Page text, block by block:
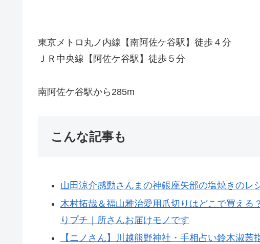
東京メトロ丸ノ内線【南阿佐ケ谷駅】徒歩４分
ＪＲ中央線【阿佐ケ谷駅】徒歩５分
南阿佐ケ谷駅から285m
こんな記事も
山田涼介感動さんまの神銀座矢部の塩焼きの
木村拓哉＆福山雅治愛用爪切りはどこで買える
りプチ｜所さんお届けモノです
【ニノさん】川越熊野神社・手相占い鈴木淑